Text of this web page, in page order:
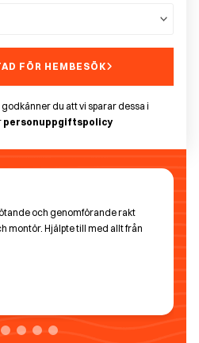
och genomförande rakt
montör. Hjälpte till med allt från
FÖR HEMBESÖK
du att vi sparar dessa i
personuppgiftspolicy